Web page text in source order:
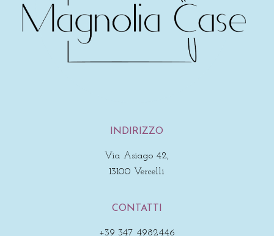
INDIRIZZO
Via Asiago 42,
13100 Vercelli
CONTATTI
+39 347 4982446